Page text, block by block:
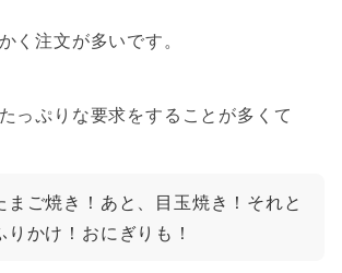
く注文が多いです。
っぷりな要求をすることが多くて
まご焼き！あと、目玉焼き！それと
りかけ！おにぎりも！